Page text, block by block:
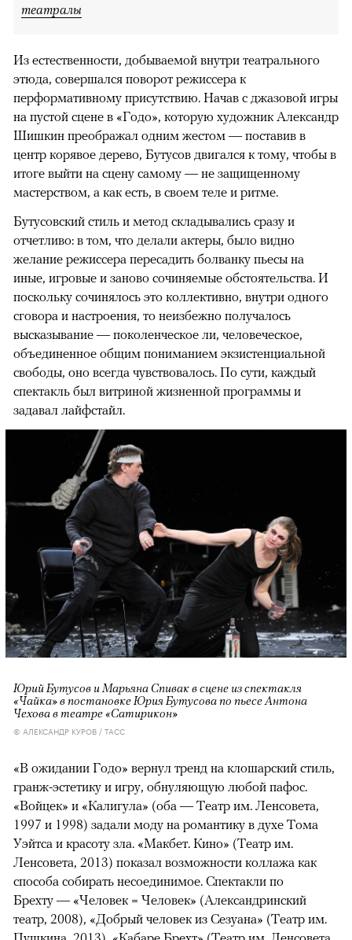
театралы
Из естественности, добываемой внутри театрального
этюда, совершался поворот режиссера к
перформативному присутствию. Начав с джазовой игры
на пустой сцене в «Годо», которую художник Александр
Шишкин преображал одним жестом — поставив в
центр корявое дерево, Бутусов двигался к тому, чтобы в
итоге выйти на сцену самому — не защищенному
мастерством, а как есть, в своем теле и ритме.
Бутусовский стиль и метод складывались сразу и
отчетливо: в том, что делали актеры, было видно
желание режиссера пересадить болванку пьесы на
иные, игровые и заново сочиняемые обстоятельства. И
поскольку сочинялось это коллективно, внутри одного
сговора и настроения, то неизбежно получалось
высказывание — поколенческое ли, человеческое,
объединенное общим пониманием экзистенциальной
свободы, оно всегда чувствовалось. По сути, каждый
спектакль был витриной жизненной программы и
задавал лайфстайл.
Юрий Бутусов и Марьяна Спивак в сцене из спектакля
«Чайка» в постановке Юрия Бутусова по пьесе Антона
Чехова в театре «Сатирикон»
© АЛЕКСАНДР КУРОВ / ТАСС
«В ожидании Годо» вернул тренд на клошарский стиль,
гранж-эстетику и игру, обнуляющую любой пафос.
«Войцек» и «Калигула» (оба — Театр им. Ленсовета,
1997 и 1998) задали моду на романтику в духе Тома
Уэйтса и красоту зла. «Макбет. Кино» (Театр им.
Ленсовета, 2013) показал возможности коллажа как
способа собирать несоединимое. Спектакли по
Брехту — «Человек = Человек» (Александринский
театр, 2008), «Добрый человек из Сезуана» (Театр им.